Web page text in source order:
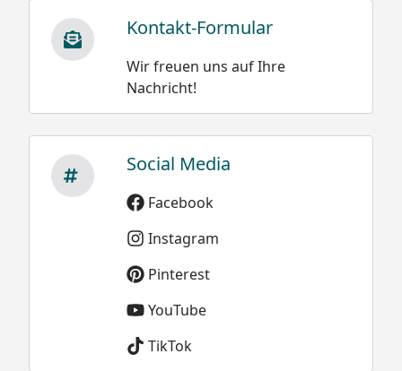
Kontakt-Formular
Wir freuen uns auf Ihre
Nachricht!
Social Media
Facebook
Instagram
Pinterest
YouTube
TikTok